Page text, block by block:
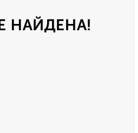
НАЙДЕНА!